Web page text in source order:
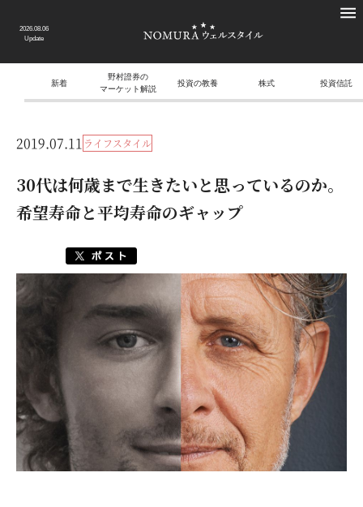
2026.08.06
Update
新着
野村證券の
マーケット解説
投資の教養 株式 投資信託
2019.07.11 ライフスタイル
30代は何歳まで生きたいと思っているのか。
希望寿命と平均寿命のギャップ